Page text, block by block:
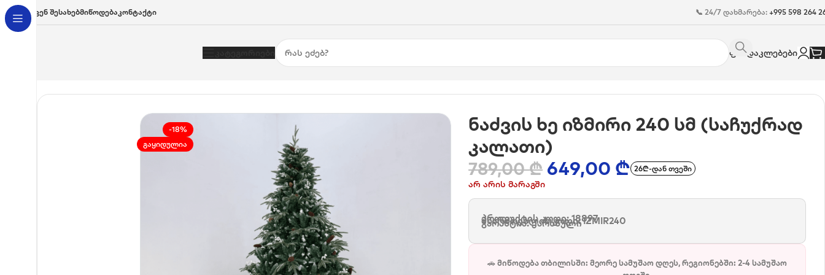
Ჩვენ ᲨესახებᲛიწოდებაᲙონტაქტი 📞 24/7 დახმარება: +995 598 264
ფასდაკლებები
-18%
ᲒᲐᲧᲘᲓᲣᲚᲘᲐ
ნაძვის ხე იზმირი 240 სმ (საჩუქრად
კალათი)
789,00₾ 649,00 ₾ 26₾-დან თვეში
არ არის მარაგში
პროდუქტის კოდი: 18897
მწარმოებლის კოდი:IZMIR240
გარანტია: ქარხნული
🚗 მიწოდება თბილისში: მეორე სამუშაო დღეს, რეგიონებში: 2-4 სამუშაო